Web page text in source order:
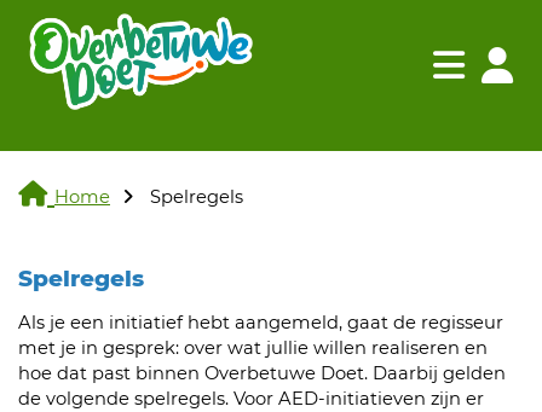
Navigatie
Home Spelregels
Spelregels
Als je een initiatief hebt aangemeld, gaat de regisseur
met je in gesprek: over wat jullie willen realiseren en
hoe dat past binnen Overbetuwe Doet. Daarbij gelden
de volgende spelregels. Voor AED-initiatieven zijn er